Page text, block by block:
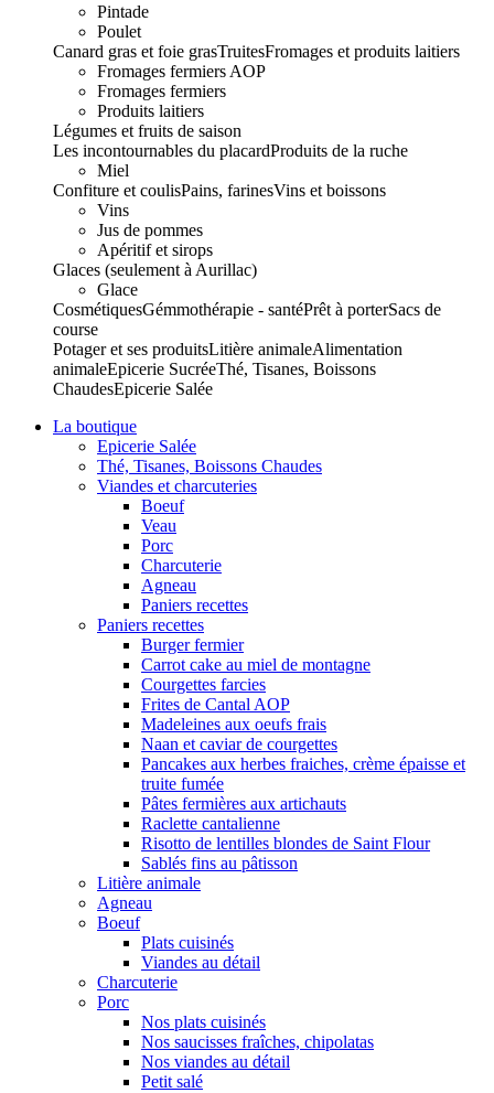
Pintade
Poulet
Canard gras et foie grasTruitesFromages et produits laitiers
Fromages fermiers AOP
Fromages fermiers
Produits laitiers
Légumes et fruits de saison
Les incontournables du placardProduits de la ruche
Miel
Confiture et coulisPains, farinesVins et boissons
Vins
Jus de pommes
Apéritif et sirops
Glaces (seulement à Aurillac)
Glace
CosmétiquesGémmothérapie - santéPrêt à porterSacs de
course
Potager et ses produitsLitière animaleAlimentation
animaleEpicerie SucréeThé, Tisanes, Boissons
ChaudesEpicerie Salée
La boutique
Epicerie Salée
Thé, Tisanes, Boissons Chaudes
Viandes et charcuteries
Boeuf
Veau
Porc
Charcuterie
Agneau
Paniers recettes
Paniers recettes
Burger fermier
Carrot cake au miel de montagne
Courgettes farcies
Frites de Cantal AOP
Madeleines aux oeufs frais
Naan et caviar de courgettes
Pancakes aux herbes fraiches, crème épaisse et
truite fumée
Pâtes fermières aux artichauts
Raclette cantalienne
Risotto de lentilles blondes de Saint Flour
Sablés fins au pâtisson
Litière animale
Agneau
Boeuf
Plats cuisinés
Viandes au détail
Charcuterie
Porc
Nos plats cuisinés
Nos saucisses fraîches, chipolatas
Nos viandes au détail
Petit salé